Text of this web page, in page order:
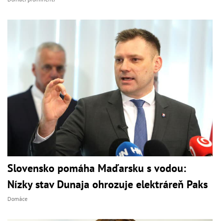
Slovensko pomáha Maďarsku s vodou:
Nízky stav Dunaja ohrozuje elektráreň Paks
Domáce